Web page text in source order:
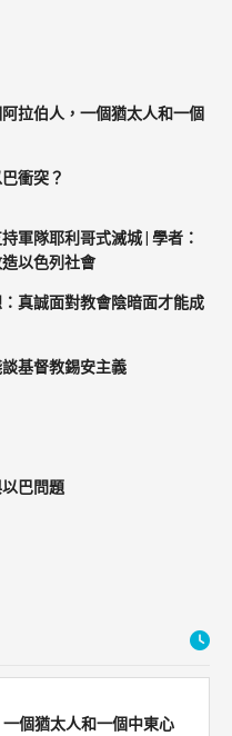
阿拉伯人，一個猶太人和一個
衝突？
軍隊耶利哥式滅城 | 學者：
以色列社會
真誠面對教會陰暗面才能成
基督教錫安主義
巴問題
個猶太人和一個中東心